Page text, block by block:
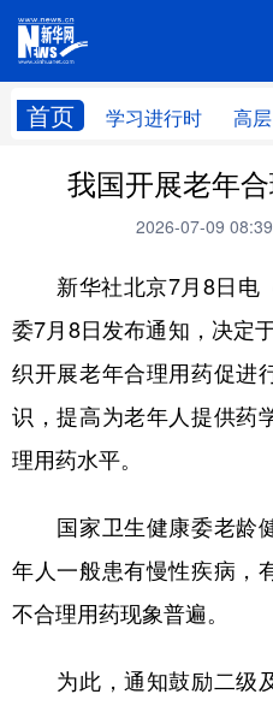
首页 学习进行时 高层
网
学习进行时 高层
财经
台湾 思客智库
科技 科创
文化 书画
访谈 视频
食品 人居
学术中国 乡村振兴
彩票 娱乐
我国开展老年
2026-07-09
新华社北京7月8日电
委7月8日发布通知，决定
织开展老年合理用药促进
识，提高为老年人提供药
理用药水平。
国家卫生健康委老龄
年人一般患有慢性疾病，
不合理用药现象普遍。
为此，通知鼓励二级